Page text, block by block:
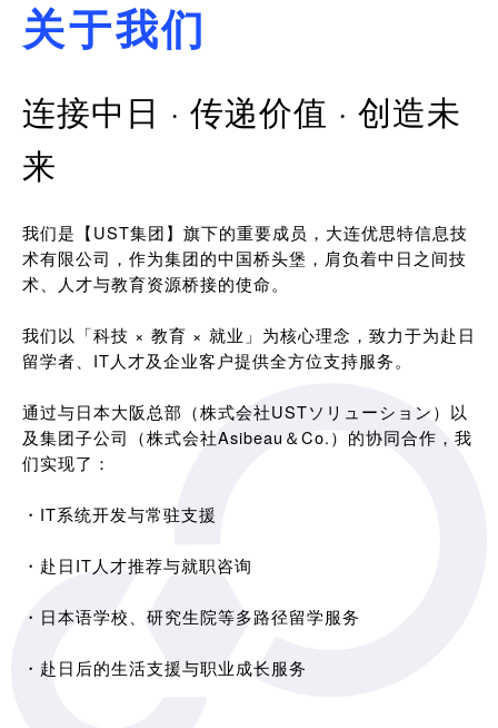
关于我们
连接中日 · 传递价值 · 创造未
来
我们是【UST集团】旗下的重要成员，大连优思特信息技
术有限公司，作为集团的中国桥头堡，肩负着中日之间技
术、人才与教育资源桥接的使命。
我们以「科技 × 教育 × 就业」为核心理念，致力于为赴日
留学者、IT人才及企业客户提供全方位支持服务。
通过与日本大阪总部（株式会社USTソリューション）以
及集团子公司（株式会社Asibeau＆Co.）的协同合作，我
们实现了：
・IT系统开发与常驻支援
・赴日IT人才推荐与就职咨询
・日本语学校、研究生院等多路径留学服务
・赴日后的生活支援与职业成长服务